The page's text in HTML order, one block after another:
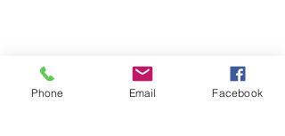
Phone Email Facebook